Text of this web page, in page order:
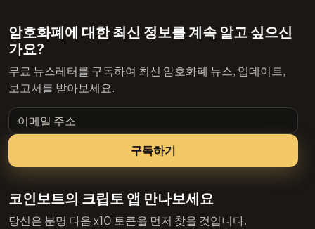
암호화폐에 대한 최신 정보를 계속 알고 싶으신
가요?
무료 뉴스레터를 구독하여 최신 암호화폐 뉴스, 업데이트,
보고서를 받아보세요.
이메일 주소
구독하기
코인보트의 크립토 앱 만나보세요
당신은 분명 다음 x10 토큰을 먼저 찾을 것입니다.